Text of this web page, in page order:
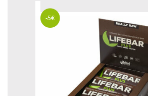
-5€